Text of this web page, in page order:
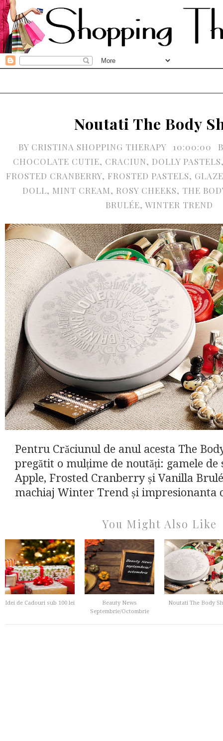
Noutati The Body
BY CRISTINA SHOPPING THERAPY 10:00:00
CHOCOLATE CUTIE, CRACIUN, DOLLY PASTELS
FROSTED CRANBERRY, FROSTED PASTELS,
DOLL, MINT CREAM, ROSY CHEEKS, THE
BRULÉE, WINTER TREND
Pentru Crăciunul de anul acesta The
pregătit o mulțime de noutăți: gamele de
Apple, Frosted Cranberry și Vanilla
machiaj Winter Trend și impresionanta
You Might Also Like
Idei de Cadouri sub 100 lei
Beauty News
Septembrie/Octombrie
Noutati The Body